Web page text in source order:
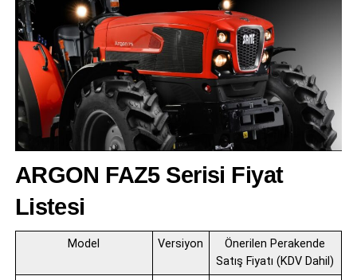
ARGON FAZ5 Serisi Fiyat
Listesi
Model Versiyon
Önerilen Perakende
Satış Fiyatı (KDV Dahil)